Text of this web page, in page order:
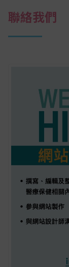
聯絡我們